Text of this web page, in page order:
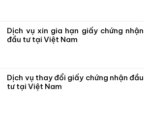
Dịch vụ xin gia hạn giấy chứng nhận
đầu tư tại Việt Nam
Dịch vụ thay đổi giấy chứng nhận đầu
tư tại Việt Nam